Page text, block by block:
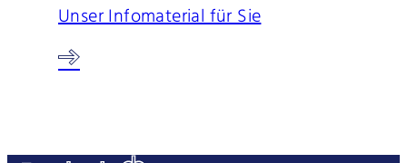
Unser Infomaterial für Sie